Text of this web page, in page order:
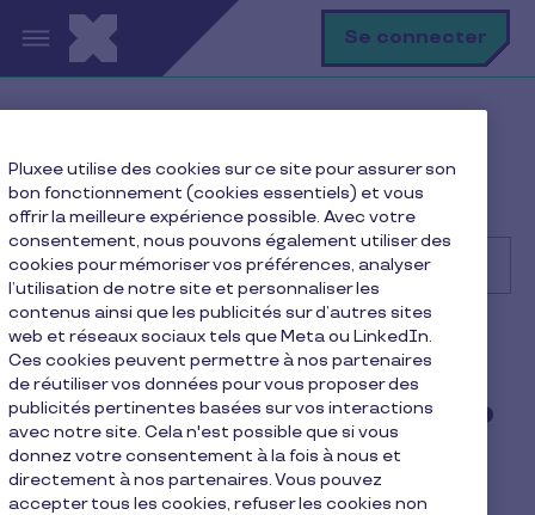
Aller au contenu principal Se connecter
Premiers pas
Où puis-je trouver le numéro de ma Carte Virtuelle ?
Recherche
Consommateur Pluxee Restaurant
Où puis-je trouver le numéro
de ma Carte Virtuelle ?
1 min de lecture 7 avril 2026
Pluxee utilise des cookies sur ce site pour assurer son
bon fonctionnement (cookies essentiels) et vous
offrir la meilleure expérience possible. Avec votre
consentement, nous pouvons également utiliser des
cookies pour mémoriser vos préférences, analyser
l’utilisation de notre site et personnaliser les
contenus ainsi que les publicités sur d’autres sites
web et réseaux sociaux tels que Meta ou LinkedIn.
Ces cookies peuvent permettre à nos partenaires
de réutiliser vos données pour vous proposer des
publicités pertinentes basées sur vos interactions
avec notre site. Cela n'est possible que si vous
donnez votre consentement à la fois à nous et
directement à nos partenaires. Vous pouvez
accepter tous les cookies, refuser les cookies non